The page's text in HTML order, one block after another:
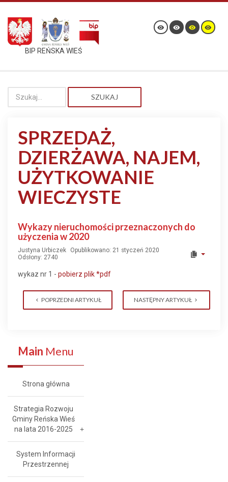
BIP REŃSKA WIEŚ
SZUKAJ
SPRZEDAŻ,
DZIERŻAWA, NAJEM,
UŻYTKOWANIE
WIECZYSTE
Wykazy nieruchomości przeznaczonych do
użyczenia w 2020
Justyna Urbiczek
Opublikowano: 21 styczeń 2020
Odsłony: 2740
wykaz nr 1 - pobierz plik*pdf
POPRZEDNI ARTYKUŁ NASTĘPNY ARTYKUŁ
Main Menu
Strona główna
Strategia Rozwoju
Gminy Reńska Wieś
na lata 2016-2025
System Informacji
Przestrzennej